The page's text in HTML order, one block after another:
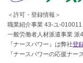
＜許可・登録情報＞
職業紹介事業 43-ユ-010011
一般労働者人材派遣事業 派
『ナースパワー』は弊社登
『ナースパワーの応援ナー